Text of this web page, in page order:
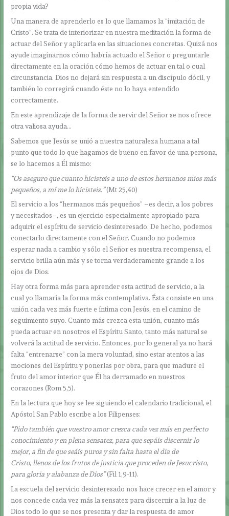
propia vida?
Una manera de aprenderlo es lo que llamamos la “imitación de
Cristo”. Se trata de interiorizar en nuestra meditación la forma de
actuar del Señor y aplicarla en las situaciones concretas. Quizá nos
ayude imaginarnos cómo habría actuado el Señor o preguntarle
directamente en la oración cómo hemos de actuar en tal o cual
circunstancia. Dios no dejará sin respuesta a un discípulo dócil, y
también lo corregirá cuando éste no lo haya entendido
correctamente.
En este aprendizaje de la forma de servir del Señor se nos ofrece
otra valiosa ayuda…
Sabemos que Jesús se unió a nuestra naturaleza humana a tal
punto que todo lo que hagamos de bueno en favor de una persona,
se lo hacemos a Él mismo:
“Os aseguro que cuanto hicisteis a uno de estos hermanos míos más
pequeños, a mí me lo hicisteis.”(Mt 25,40)
El servicio a los “hermanos más pequeños” –es decir, a los pobres
y necesitados–, es un ejercicio especialmente apropiado para
adquirir el espíritu de servicio desinteresado. De hecho, podemos
conectarlo directamente con el Señor. Cuando no podemos
esperar nada a cambio y sólo el Señor es nuestra recompensa, el
servicio brilla aún más y se torna verdaderamente grande a los
ojos de Dios.
Hay otra forma más para aprender esta actitud de servicio, a la
cual yo llamaría la forma más contemplativa. Ésta consiste en una
unión cada vez más fuerte e íntima con Jesús, en el camino de
seguimiento suyo. Cuanto más crezca esta unión, cuanto más
pueda actuar en nosotros el Espíritu Santo, tanto más natural se
volverá la actitud de servicio. Entonces, por lo general ya no hará
falta “entrenarse” con la mera voluntad, sino estar atentos a las
mociones del Espíritu y ponerlas por obra, para que madure el
fruto del amor interior que Él ha derramado en nuestros
corazones (Rom 5,5).
En la lectura que hoy se lee siguiendo el calendario tradicional, el
Apóstol San Pablo escribe a los Filipenses:
“Pido también que vuestro amor crezca cada vez más en perfecto
conocimiento y en plena sensatez, para que sepáis discernir lo
mejor, a fin de que seáis puros y sin falta hasta el día de
Cristo, llenos de los frutos de justicia que proceden de Jesucristo,
para gloria y alabanza de Dios”(Fil 1,9-11).
La escuela del servicio desinteresado nos hace crecer en el amor y
nos concede cada vez más la sensatez para discernir a la luz de
Dios todo lo que se nos presenta y dar la respuesta de amor